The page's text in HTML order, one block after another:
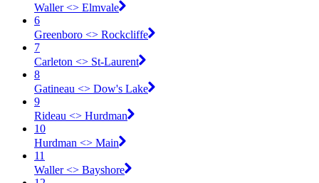
Waller <​> Elmvale
6
Greenboro <​> Rockcliffe
7
Carleton <​> St-Laurent
8
Gatineau <​> Dow's Lake
9
Rideau <​> Hurdman
10
Hurdman <​> Main
11
Waller <​> Bayshore